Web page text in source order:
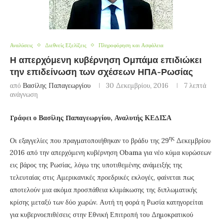
Αναλύσεις Διεθνείς Εξελίξεις Πληροφόρηση και Ασφάλεια
Η απερχόμενη κυβέρνηση Ομπάμα επιδιώκει
την επιδείνωση των σχέσεων ΗΠΑ-Ρωσίας
από Βασίλης Παπαγεωργίου 30 Δεκεμβρίου, 2016
7 λεπτά
ανάγνωση
Γράφει ο Βασίλης Παπαγεωργίου, Αναλυτής ΚΕΔΙΣΑ
Οι εξαγγελίες που πραγματοποιήθηκαν το βράδυ της 29ης Δεκεμβρίου
2016 από την απερχόμενη κυβέρνηση Obama για νέο κύμα κυρώσεων
εις βάρος της Ρωσίας, λόγω της υποτιθεμένης ανάμειξής της
τελευταίας στις Αμερικανικές προεδρικές εκλογές, φαίνεται πως
αποτελούν μια ακόμα προσπάθεια κλιμάκωσης της διπλωματικής
κρίσης μεταξύ των δύο χωρών. Αυτή τη φορά η Ρωσία κατηγορείται
για κυβερνοεπιθέσεις στην Εθνική Επιτροπή του Δημοκρατικού